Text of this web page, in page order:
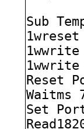
Sub
1wreset
1wwrite
1wwrite
Reset
Waitms
Set